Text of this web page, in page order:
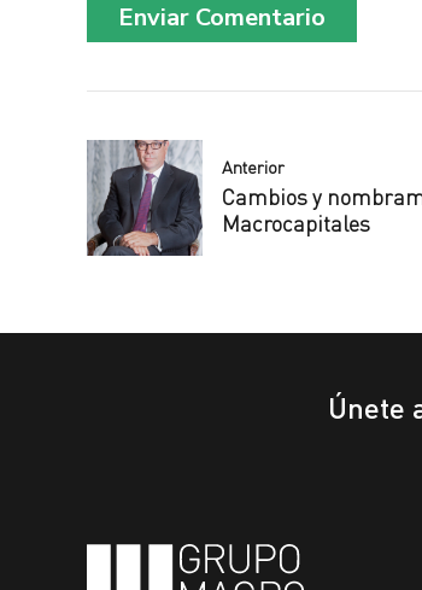
Enviar Comentario
Anterior
Cambios y
Macrocapitales
Únete